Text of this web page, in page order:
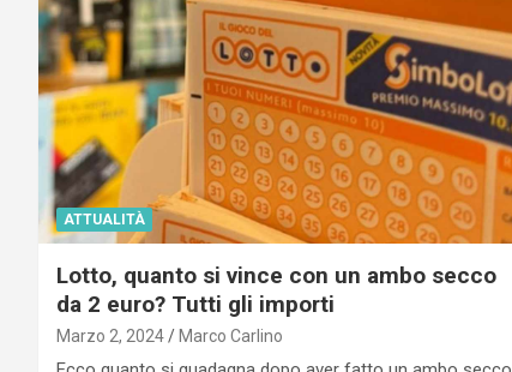
ATTUALITÀ
Lotto, quanto si vince con un ambo secco
da 2 euro? Tutti gli importi
Marzo 2, 2024 Marco Carlino